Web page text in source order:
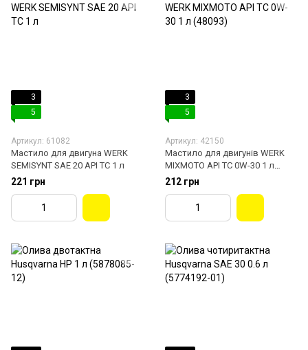
3
5
Артикул: 61082
Мастило для двигуна WERK
SEMISYNT SAE 20 API TC 1 л
221 грн
3
5
Артикул: 42150
Мастило для двигунів WERK
MIXMOTO API TC 0W-30 1 л
(48093)
212 грн